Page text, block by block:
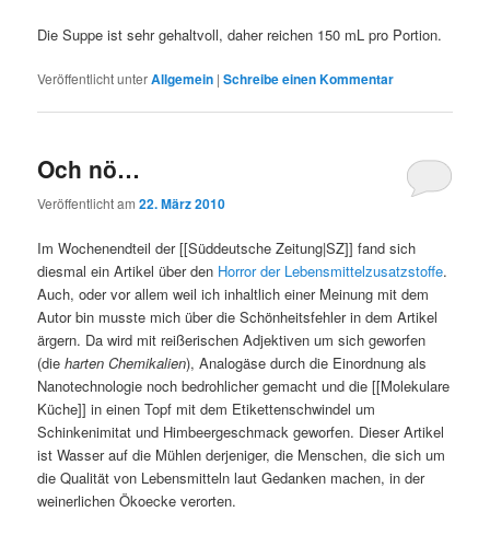
Die Suppe ist sehr gehaltvoll, daher reichen 150 mL pro Portion.
Veröffentlicht unterAllgemein |Schreibe einen Kommentar
Och nö…
Veröffentlicht am22. März 2010
Im Wochenendteil der [[Süddeutsche Zeitung|SZ]] fand sich
diesmal ein Artikel über den Horror der Lebensmittelzusatzstoffe.
Auch, oder vor allem weil ich inhaltlich einer Meinung mit dem
Autor bin musste mich über die Schönheitsfehler in dem Artikel
ärgern. Da wird mit reißerischen Adjektiven um sich geworfen
(dieharten Chemikalien), Analogäse durch die Einordnung als
Nanotechnologie noch bedrohlicher gemacht und die [[Molekulare
Küche]] in einen Topf mit dem Etikettenschwindel um
Schinkenimitat und Himbeergeschmack geworfen. Dieser Artikel
ist Wasser auf die Mühlen derjeniger, die Menschen, die sich um
die Qualität von Lebensmitteln laut Gedanken machen, in der
weinerlichen Ökoecke verorten.